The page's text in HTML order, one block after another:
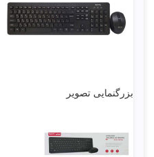
بزرگنمایی تصویر